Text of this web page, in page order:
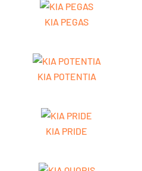
KIA PEGAS
KIA POTENTIA
KIA PRIDE